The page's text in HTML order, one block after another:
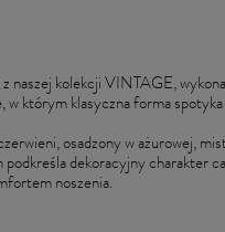
z naszej kolekcji VINTAGE,
którym klasyczna forma
osadzony w ażurowej,
dekoracyjny charakter
noszenia.